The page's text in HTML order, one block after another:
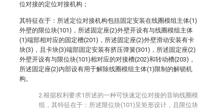
位对接的定位对接机构；
其特征在于：所述定位对接机构包括固定安装在线圈模组主体(1)
外壁的限位块(101)，所述固定座(2)外壁开设有与线圈模组主体
(1)端部相对应的固定槽(201)，所述固定座(2)外壁滑动安装有卡
块(3)，且卡块(3)端部固定安装有挤压弹簧(301)，所述固定座(2)
外壁开设有与限位块(101)相对应的对接槽(202)和转动槽(203)，
所述固定座(2)内部设有用于解除线圈模组主体(1)限制的解锁机
构。
2.根据权利要求1所述的一种可快速定位对接的音响线圈模
组，其特征在于：所述限位块(101)呈矩形设计，且限位块